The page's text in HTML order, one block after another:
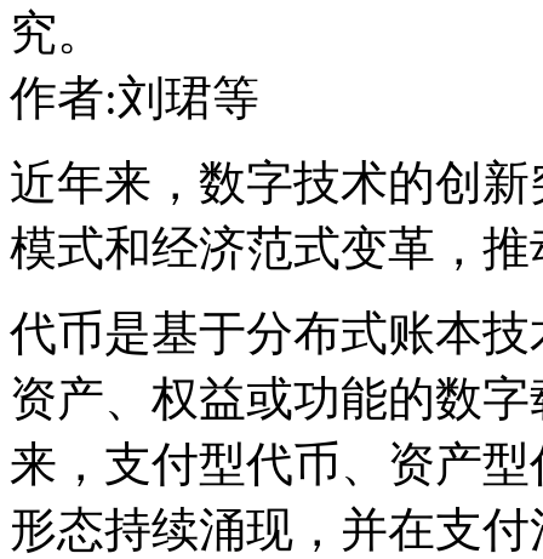
究。
作者:刘珺等
近年来，数字技术的创
模式和经济范式变革，
代币是基于分布式账本
资产、权益或功能的数
来，支付型代币、资产
形态持续涌现，并在支